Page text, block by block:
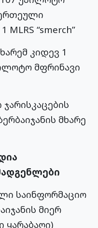
MLRS “smerch”
კიდევ 1
მფრინავი
მხარე
საინფორმაციო
მიერ
ყარაბაღი)